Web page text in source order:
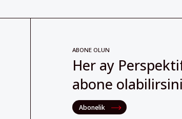
ABONE OLUN
Her ay
abone
Abonelik